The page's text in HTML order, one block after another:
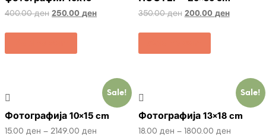
400.00ден 250.00 ден 350.00ден 200.00 ден
Sale!
Фотографија 10×15 cm
15.00 ден – 2149.00 ден
Sale!
Фотографија 13×18 cm
18.00 ден – 1800.00 ден